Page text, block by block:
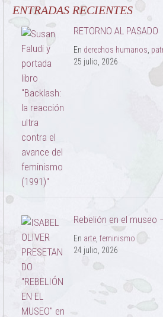
ENTRADAS RECIENTES
RETORNO AL PASADO
En derechos humanos
25 julio, 2026
Rebelión en el museo
En arte, feminismo
24 julio, 2026